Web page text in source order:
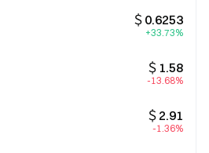
＄0.6253
+33.73%
＄1.58
-13.68%
＄2.91
-1.36%